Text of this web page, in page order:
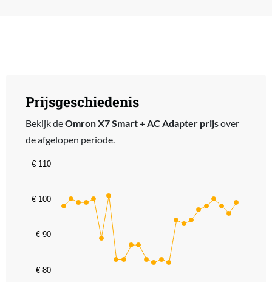
Prijsgeschiedenis
Bekijk deOmron X7 Smart + AC Adapter prijsover
de afgelopen periode.
Chart
The chart has 1 X axis displaying categories.
The chart has 1 Y axis displaying values. Data ranges from 82 to
€ 80
€ 90
€ 100
€ 110